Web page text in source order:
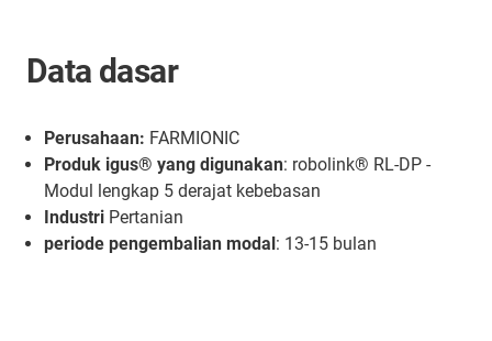
Data dasar
Perusahaan: FARMIONIC
Produk igus® yang digunakan: robolink® RL-DP -
Modul lengkap 5 derajat kebebasan
Industri Pertanian
periode pengembalian modal: 13-15 bulan